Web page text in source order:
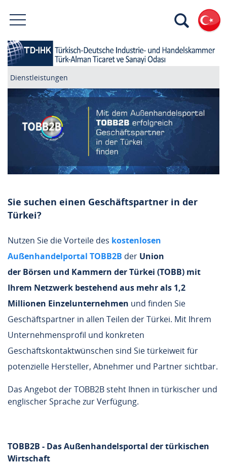
Dienstleistungen
Sie suchen einen Geschäftspartner in der
Türkei?
Nutzen Sie die Vorteile des kostenlosen
Außenhandelportal TOBB2B der Union
der Börsen und Kammern der Türkei (TOBB) mit
Ihrem Netzwerk bestehend aus mehr als 1,2
Millionen Einzelunternehmen und finden Sie
Geschäftspartner in allen Teilen der Türkei. Mit Ihrem
Unternehmensprofil und konkreten
Geschäftskontaktwünschen sind Sie türkeiweit für
potenzielle Hersteller, Abnehmer und Partner sichtbar.
Das Angebot der TOBB2B steht Ihnen in türkischer und
englischer Sprache zur Verfügung.
TOBB2B - Das Außenhandelsportal der türkischen
Wirtschaft